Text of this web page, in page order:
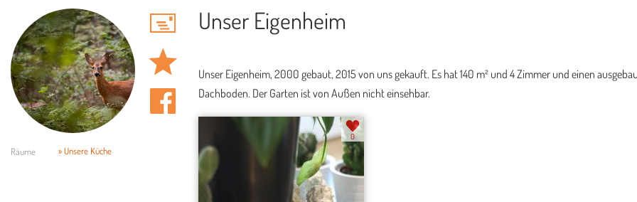
Räume » Unsere Küche
Unser Eigenheim
Unser Eigenheim, 2000 gebaut, 2015 von uns gekauft. Es hat 140 m² und 4 Zimmer und einen
Dachboden. Der Garten ist von Außen nicht einsehbar.
0